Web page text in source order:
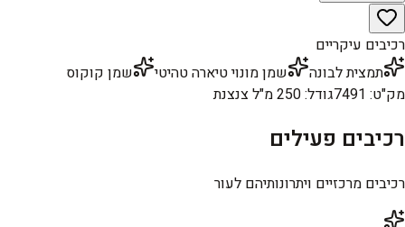
רכיבים עיקריים
תמצית לבונה
שמן מונוי טיארה טהיטי
שמן קוקוס
מק"ט:
7491גודל:250 מ"ל צנצנת
רכיבים פעילים
רכיבים מרכזיים ויתרונותיהם לעור